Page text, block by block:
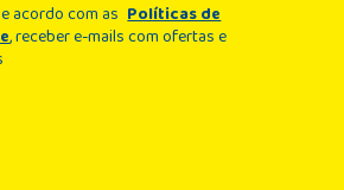
acordo com as Políticas de
, receber e-mails com ofertas e